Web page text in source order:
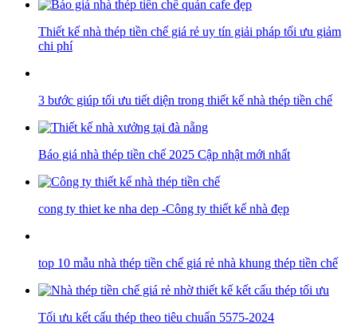
Thiết kế nhà thép tiền chế giá rẻ uy tín giải pháp tối ưu giảm
chi phí
3 bước giúp tối ưu tiết diện trong thiết kế nhà thép tiền chế
Báo giá nhà thép tiền chế 2025 Cập nhật mới nhất
cong ty thiet ke nha dep -Công ty thiết kế nhà đẹp
top 10 mẫu nhà thép tiền chế giá rẻ nhà khung thép tiền chế
Tối ưu kết cấu thép theo tiêu chuẩn 5575-2024